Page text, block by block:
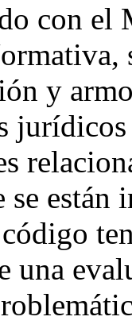
con el
y
se están
una